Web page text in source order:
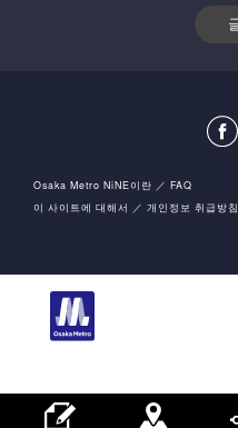
Osaka Metro NiNE이란
FAQ
이 사이트에 대해서
개인정보 취급방침